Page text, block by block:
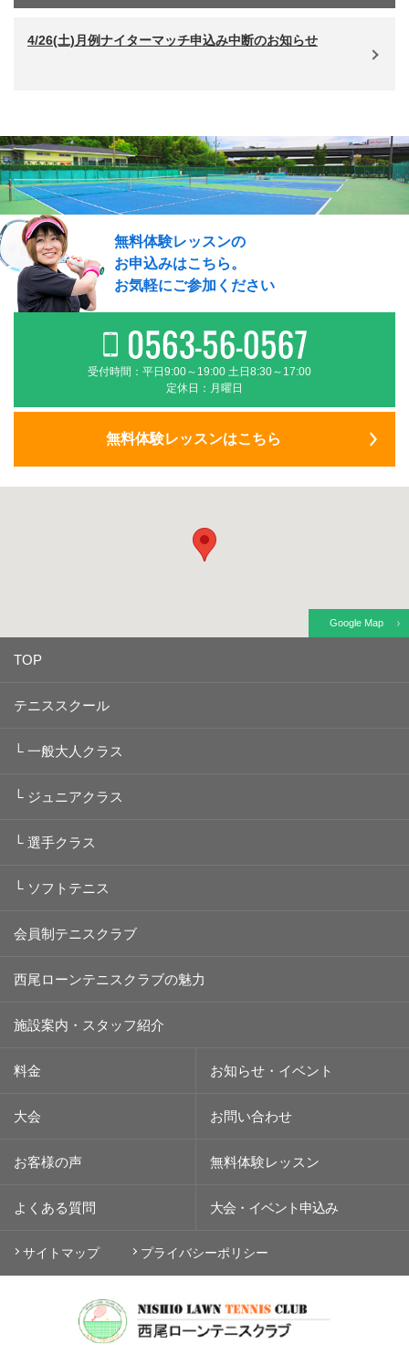
4/26(土)月例ナイターマッチ申込み中断のお知らせ
無料体験レッスンの
お申込みはこちら。
お気軽にご参加ください
受付時間：平日9:00～19:00 土日8:30～17:00
定休日：月曜日
無料体験レッスンはこちら
Google Map
TOP
テニススクール
└ 一般大人クラス
└ ジュニアクラス
└ 選手クラス
└ ソフトテニス
会員制テニスクラブ
西尾ローンテニスクラブの魅力
施設案内・スタッフ紹介
料金 お知らせ・イベント
大会 お問い合わせ
お客様の声 無料体験レッスン
よくある質問 大会・イベント 申込み
サイトマップ プライバシーポリシー